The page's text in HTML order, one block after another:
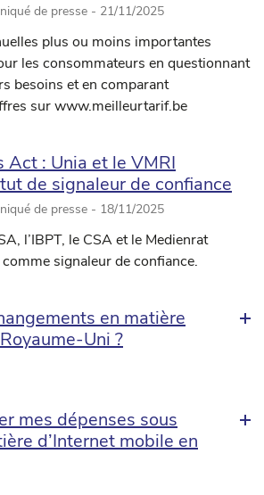
de presse - 21/11/2025
plus ou moins importantes
les consommateurs en questionnant
besoins et en comparant
sur www.meilleurtarif.be
Act : Unia et le VMRI
de signaleur de confiance
de presse - 18/11/2025
l’IBPT, le CSA et le Medienrat
signaleur de confiance.
en matière
Uni ?
mes dépenses sous
d’Internet mobile en